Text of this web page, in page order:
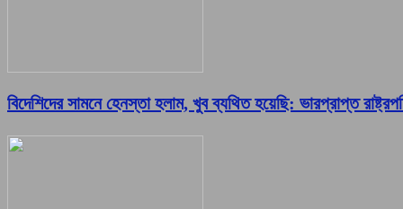
বিদেশিদের সামনে হেনস্তা হলাম, খুব ব্যথিত হয়েছি: ভারপ্রাপ্ত